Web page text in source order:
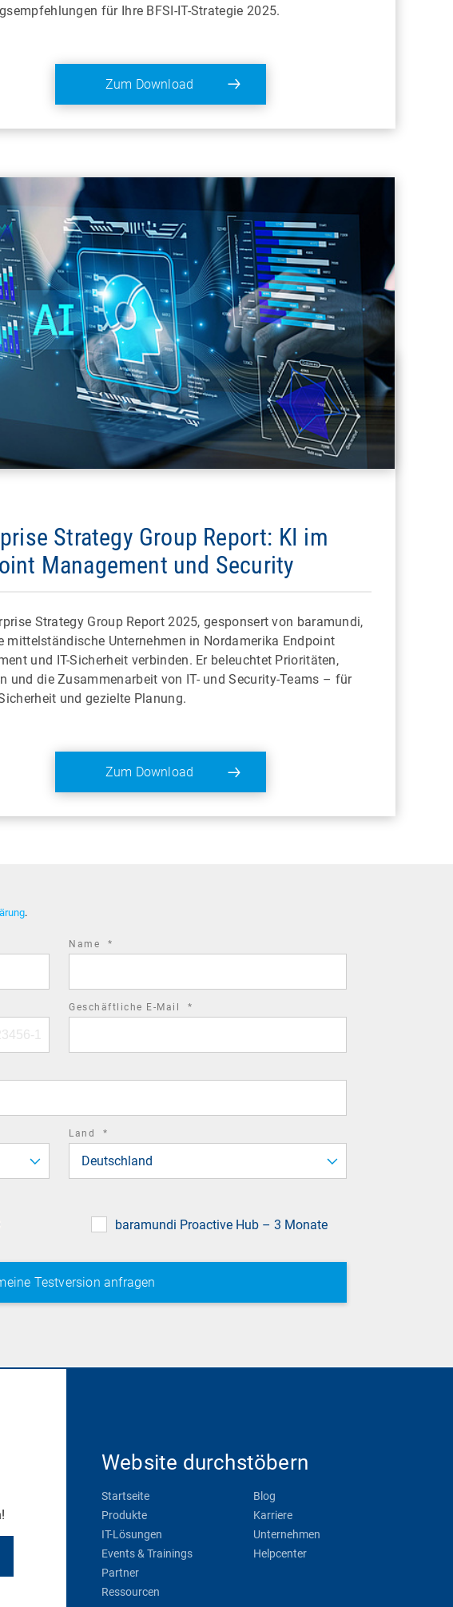
für Ihre BFSI-IT-Strategie 2025.
Zum Download
Strategy Group Report: KI im
Management und Security
Strategy Group Report 2025, gesponsert von baramundi,
mittelständische Unternehmen in Nordamerika Endpoint
und IT-Sicherheit verbinden. Er beleuchtet Prioritäten,
und die Zusammenarbeit von IT- und Security-Teams – für
und gezielte Planung.
Zum Download
.
Name *
Geschäftliche E-Mail *
Land *
Deutschland
baramundi Proactive Hub – 3 Monate
Website durchstöbern
Startseite
Produkte
IT-Lösungen
Events & Trainings
Partner
Ressourcen
Blog
Karriere
Unternehmen
Helpcenter